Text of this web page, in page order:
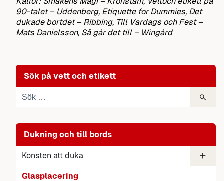
Sök på vett och etikett
Dukning och till bords
Konsten att duka
Duka ett bord
Duka till middag
Dukningens historik
Duka ritning
Glasplacering
90-talet – Uddenberg, Etiquette for Dummies, Det
dukade bortdet – Ribbing, Till Vardags och Fest –
Mats Danielsson, Så går det till – Wingård